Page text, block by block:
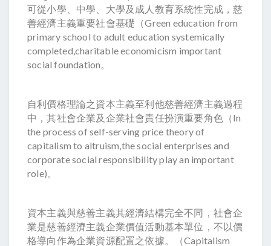
可從小學、中學、大學及成人教育系統性完成，慈
善經濟主義重要社會基礎（Green education from
primary school to adult education systemically
completed,charitable economicism important
social foundation。
自利價格理論之資本主義至利他慈善經濟主義過程
中，其社會企業及企業社會責任扮演重要角色（In
the process of self-serving price theory of
capitalism to altruism,the social enterprises and
corporate social responsibility play an important
role)。
資本主義與慈善主義其經濟結構完全不同，社會企
業是慈善經濟主義企業價值活動基本單位，不以價
格導向作為企業資源配置之依據。（Capitalism